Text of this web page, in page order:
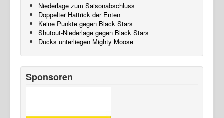
Niederlage zum Saisonabschluss
Doppelter Hattrick der Enten
Keine Punkte gegen Black Stars
Shutout-Niederlage gegen Black Stars
Ducks unterliegen Mighty Moose
Sponsoren